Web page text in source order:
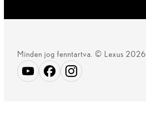
Minden jog fenntartva. © Lexus 2026